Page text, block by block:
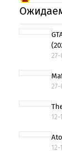
27-
27-
12-
12-